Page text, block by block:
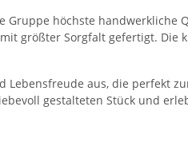
höchste
größter Sorgfalt gefertigt.
aus, die perfekt
gestalteten Stück und